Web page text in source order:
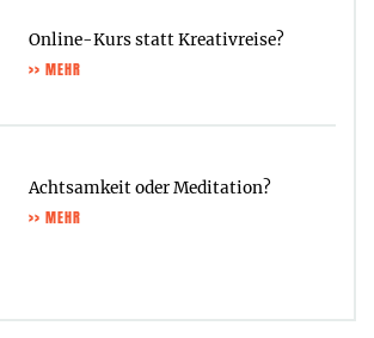
Online-Kurs statt Kreativreise?
>> MEHR
Achtsamkeit oder Meditation?
>> MEHR